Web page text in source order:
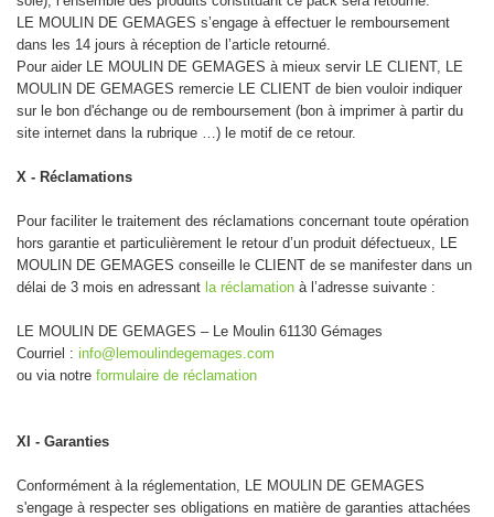
LE MOULIN DE GEMAGES s’engage à effectuer le remboursement
dans les 14 jours à réception de l’article retourné.
Pour aider LE MOULIN DE GEMAGES à mieux servir LE CLIENT, LE
MOULIN DE GEMAGES remercie LE CLIENT de bien vouloir indiquer
sur le bon d'échange ou de remboursement (bon à imprimer à partir du
site internet dans la rubrique …) le motif de ce retour.
X - Réclamations
Pour faciliter le traitement des réclamations concernant toute opération
hors garantie et particulièrement le retour d’un produit défectueux, LE
MOULIN DE GEMAGES conseille le CLIENT de se manifester dans un
délai de 3 mois en adressant la réclamation à l’adresse suivante :
LE MOULIN DE GEMAGES – Le Moulin 61130 Gémages
Courriel : info@lemoulindegemages.com
ou via notre formulaire de réclamation
XI - Garanties
Conformément à la réglementation, LE MOULIN DE GEMAGES
s'engage à respecter ses obligations en matière de garanties attachées